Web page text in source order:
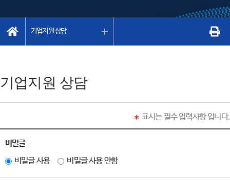
기업지원 상담
기업지원 상담
표시는 필수 입력사항 입니다.
비밀글
비밀글 사용
비밀글 사용 안함